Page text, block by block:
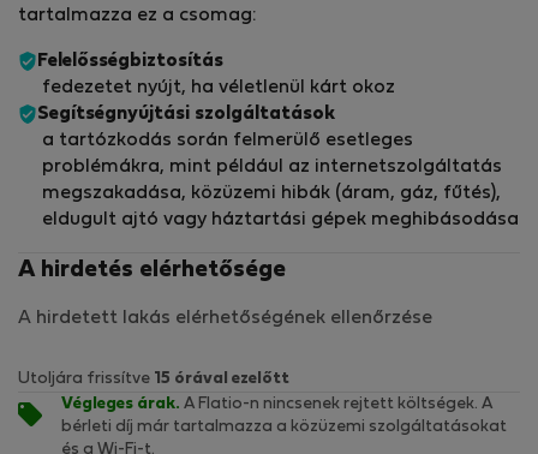
tartalmazza ez a csomag:
Felelősségbiztosítás
fedezetet nyújt, ha véletlenül kárt okoz
Segítségnyújtási szolgáltatások
a tartózkodás során felmerülő esetleges
problémákra, mint például az internetszolgáltatás
megszakadása, közüzemi hibák (áram, gáz, fűtés),
eldugult ajtó vagy háztartási gépek meghibásodása
A hirdetés elérhetősége
A hirdetett lakás elérhetőségének ellenőrzése
Utoljára frissítve
15 órával ezelőtt
Végleges árak. A Flatio-n nincsenek rejtett költségek. A
bérleti díj már tartalmazza a közüzemi szolgáltatásokat
és a Wi-Fi-t.